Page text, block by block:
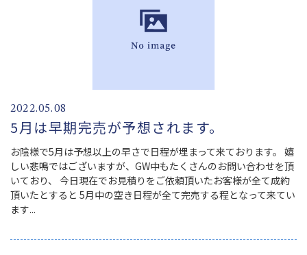
2022.05.08
5月は早期完売が予想されます。
お陰様で5月は予想以上の早さで日程が埋まって来ております。 嬉
しい悲鳴ではございますが、GW中もたくさんのお問い合わせを頂
いており、 今日現在でお見積りをご依頼頂いたお客様が全て成約
頂いたとすると 5月中の空き日程が全て完売する程となって来てい
ます...